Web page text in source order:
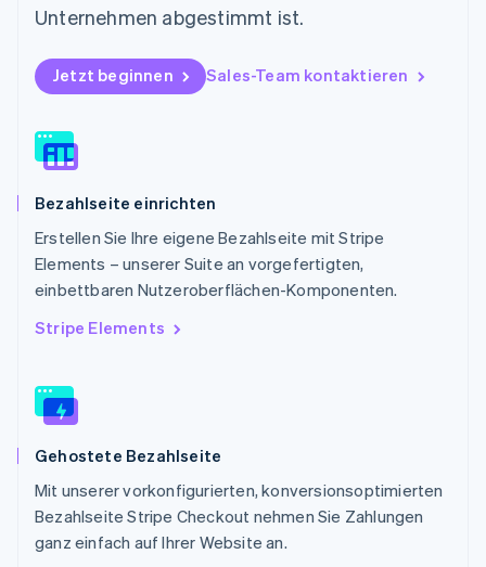
Unternehmen abgestimmt ist.
Jetzt beginnen Sales-Team kontaktieren
Bezahlseite einrichten
Erstellen Sie Ihre eigene Bezahlseite mit Stripe
Elements – unserer Suite an vorgefertigten,
einbettbaren Nutzeroberflächen-Komponenten.
Stripe Elements
Gehostete Bezahlseite
Mit unserer vorkonfigurierten, konversionsoptimierten
Bezahlseite Stripe Checkout nehmen Sie Zahlungen
ganz einfach auf Ihrer Website an.
Polen
Portugal
PortuguêsEnglish
Rumänien
Schweden
Svenska
DeutschFrançaisItaliano
Singapur
Slowakei
English
Slowenien
China
English
Español English
ไทย English
Tschechische Republik
English